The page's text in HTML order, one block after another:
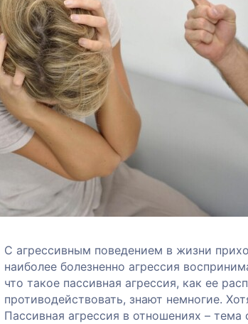
С агрессивным поведением в жизни
наиболее болезненно агрессия
что такое пассивная агрессия, как ее
противодействовать, знают немногие.
Пассивная агрессия в отношениях – тема